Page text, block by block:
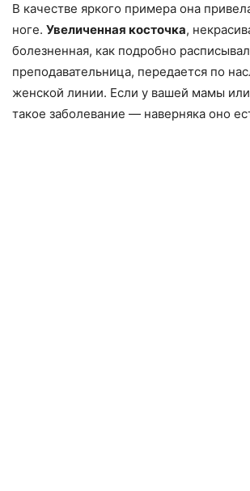
В качестве яркого примера она
ноге. Увеличенная косточка,
болезненная, как подробно
преподавательница, передается по
женской линии. Если у вашей мамы
такое заболевание — наверняка оно